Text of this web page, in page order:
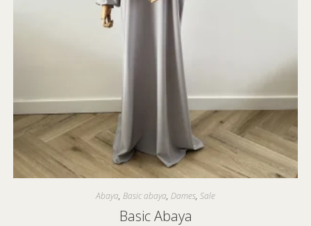
Abaya, Basic abaya, Dames, Sale
Basic Abaya